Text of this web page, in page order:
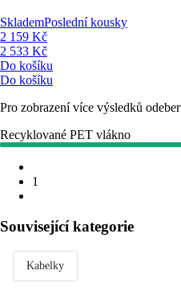
SklademPoslední kousky
2 159 Kč
2 533 Kč
Do košíku
Do košíku
Pro zobrazení více výsledků
Recyklované PET vlákno
1
Související kategorie
Kabelky